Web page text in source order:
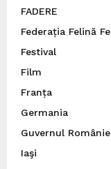
FADERE
Federația Felină
Festival
Film
Franța
Germania
Guvernul
Iaşi